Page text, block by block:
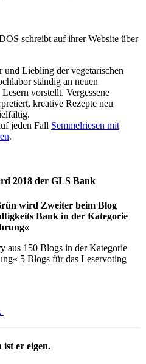
schreibt auf ihrer Website über
Liebling der vegetarischen
ständig an neuen
vorstellt. Vergessene
kreative Rezepte neu
jeden Fall Semmelriesen mit
.
2018 der GLS Bank
wird Zweiter beim Blog
Bank in der Kategorie
aus 150 Blogs in der Kategorie
5 Blogs für das Leservoting
er eigen.